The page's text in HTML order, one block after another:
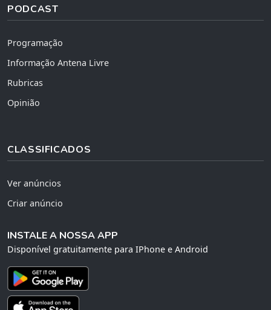
PODCAST
Programação
Informação Antena Livre
Rubricas
Opinião
CLASSIFICADOS
Ver anúncios
Criar anúncio
INSTALE A NOSSA APP
Disponível gratuitamente para IPhone e Android